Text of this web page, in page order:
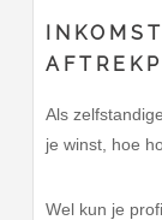
Als
je winst, hoe
Wel kun je